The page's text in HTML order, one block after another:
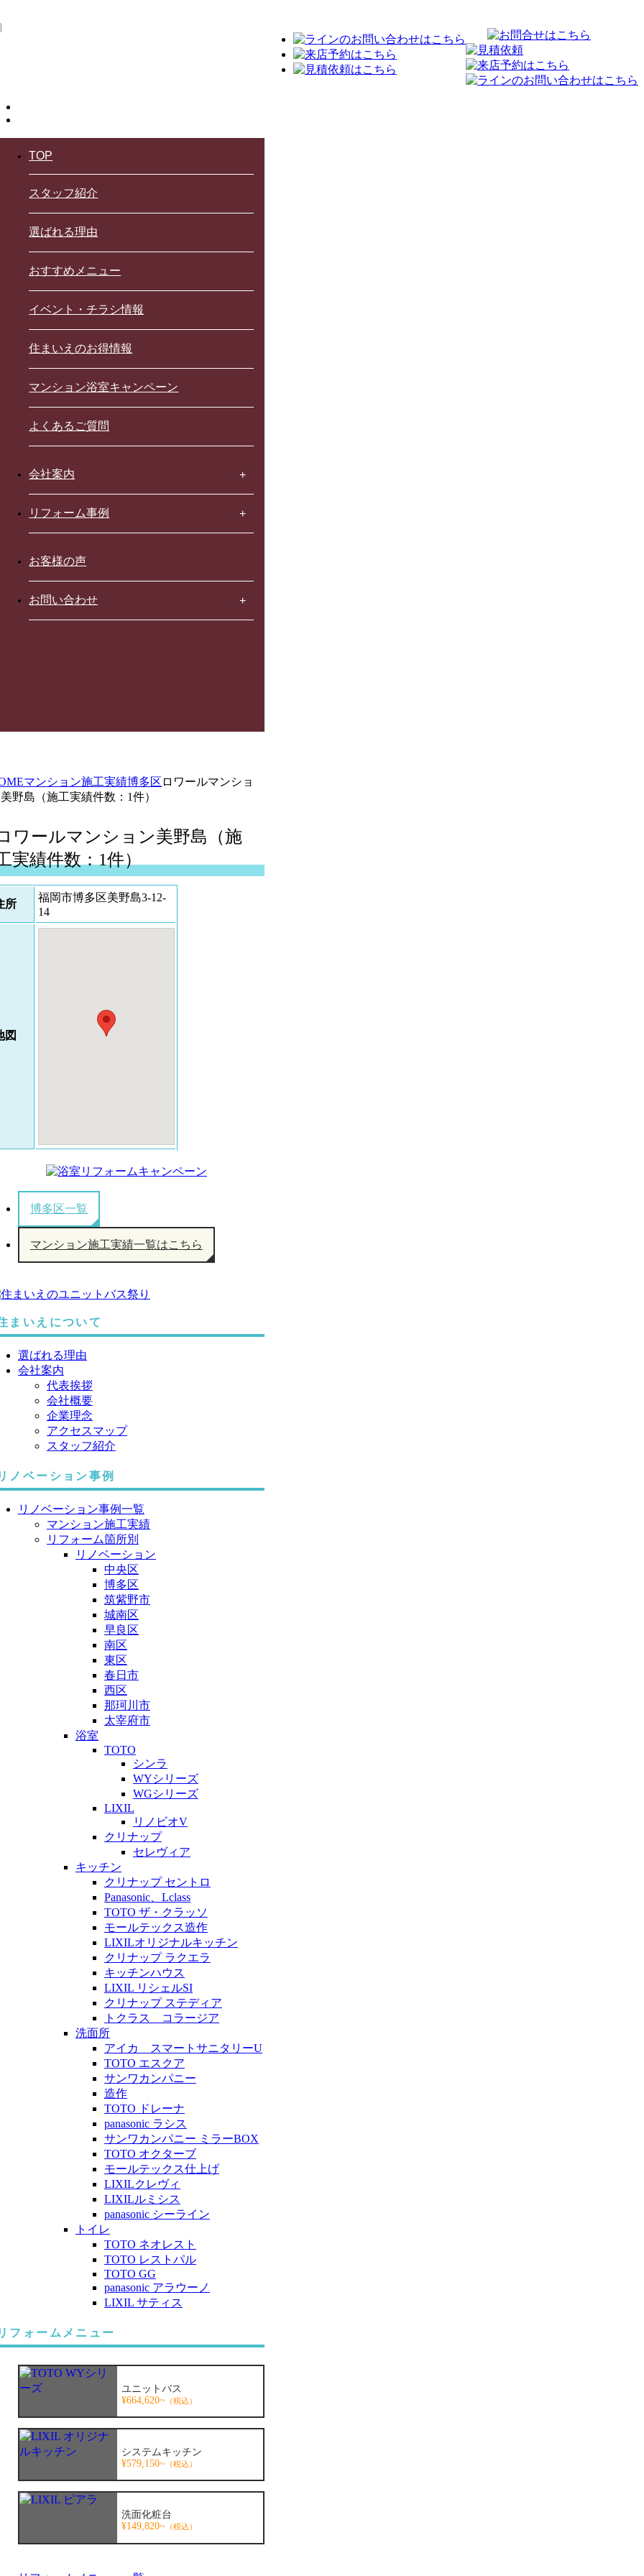
TOP
スタッフ紹介
選ばれる理由
おすすめメニュー
イベント・チラシ情報
住まいえのお得情報
マンション浴室キャンペーン
よくあるご質問
会社案内
リフォーム事例
お客様の声
お問い合わせ
マンション施工実績博多区 ロワールマンショ
野島（施工実績件数：1件）
ワールマンション美野島（施
実績件数：1件）
所
福岡市博多区美野島3-12-
14
図
博多区一覧
マンション施工実績一覧はこちら
まいえについて
選ばれる理由
会社案内
代表挨拶
会社概要
企業理念
アクセスマップ
スタッフ紹介
ノベーション事例
リノベーション事例一覧
マンション施工実績
リフォーム箇所別
リノベーション
中央区
博多区
筑紫野市
城南区
早良区
南区
東区
春日市
西区
那珂川市
太宰府市
浴室
TOTO
シンラ
WYシリーズ
WGシリーズ
LIXIL
リノビオV
クリナップ
セレヴィア
キッチン
クリナップ セントロ
Panasonic、Lclass
TOTO ザ・クラッソ
モールテックス造作
LIXILオリジナルキッチン
クリナップ ラクエラ
キッチンハウス
LIXIL リシェルSI
クリナップ ステディア
トクラス コラージア
洗面所
アイカ スマートサニタリーU
TOTO エスクア
サンワカンパニー
造作
TOTO ドレーナ
panasonic ラシス
サンワカンパニー ミラーBOX
TOTO オクターブ
モールテックス仕上げ
LIXILクレヴィ
LIXILルミシス
panasonic シーライン
トイレ
TOTO ネオレスト
TOTO レストパル
TOTO GG
panasonic アラウーノ
LIXIL サティス
フォームメニュー
ユニットバス
¥664,620~ （税込）
システムキッチン
¥579,150~ （税込）
洗面化粧台
¥149,820~ （税込）